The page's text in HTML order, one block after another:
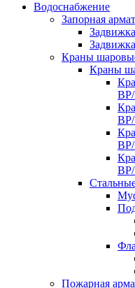
Водоснабжение
Запорная
Краны
Краны
Пожарная